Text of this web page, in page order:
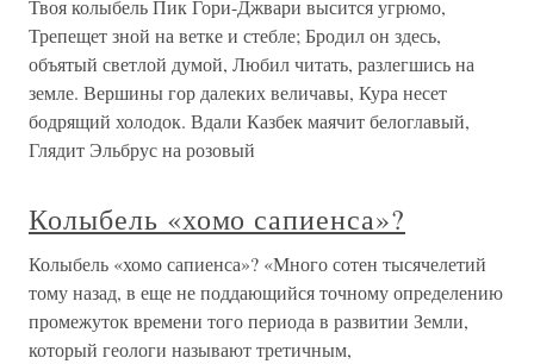
Твоя колыбель Пик Гори-Джвари высится угрюмо,
Трепещет зной на ветке и стебле; Бродил он здесь,
объятый светлой думой, Любил читать, разлегшись на
земле. Вершины гор далеких величавы, Кура несет
бодрящий холодок. Вдали Казбек маячит белоглавый,
Глядит Эльбрус на розовый
Колыбель «хомо сапиенса»?
Колыбель «хомо сапиенса»? «Много сотен тысячелетий
тому назад, в еще не поддающийся точному определению
промежуток времени того периода в развитии Земли,
который геологи называют третичным,